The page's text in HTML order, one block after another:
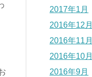
2017年1月
2016年12月
2016年11月
2016年10月
2016年9月